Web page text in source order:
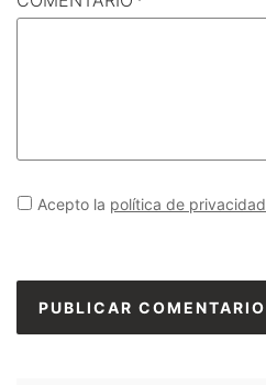
Acepto la política de privacidad